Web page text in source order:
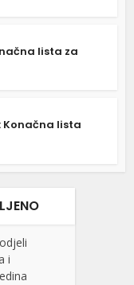
lista za
Konačna lista
i